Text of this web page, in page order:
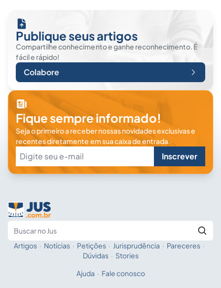
Publique seus artigos
Compartilhe conhecimento e ganhe reconhecimento. É
fácil e rápido!
Colabore
Fique sempre informado!
Seja o primeiro a receber nossas novidades exclusivas e
recentes diretamente em sua caixa de entrada.
Inscrever
Fale com a IA
Artigos · Notícias · Petições · Jurisprudência · Pareceres ·
Dúvidas · Stories
Ajuda · Fale conosco